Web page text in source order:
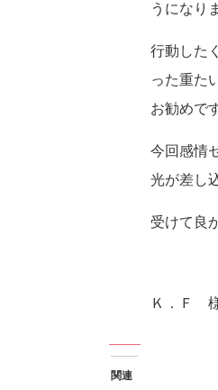
うになり
行動した
った重た
お勧めで
今回感情
光が差し
受けて良
Ｋ．Ｆ
関連